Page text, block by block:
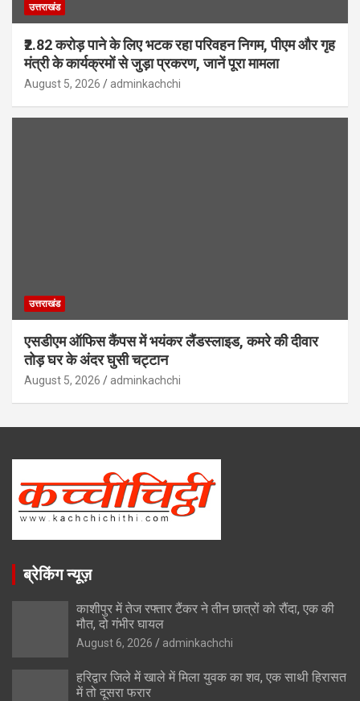
उत्तराखंड
₹2.82 करोड़ पाने के लिए भटक रहा परिवहन निगम, पीएम और गृह
मंत्री के कार्यक्रमों से जुड़ा प्रकरण, जानें पूरा मामला
August 5, 2026 adminkachchi
उत्तराखंड
एसडीएम ऑफिस कैंपस में भयंकर लैंडस्लाइड, कमरे की दीवार
तोड़ घर के अंदर घुसी चट्टान
August 5, 2026 adminkachchi
ब्रेकिंग न्यूज़
काशीपुर में तेज रफ्तार टैंकर ने तीन छात्रों को रौंदा, एक की
मौत, दो गंभीर घायल
August 6, 2026 adminkachchi
हरिद्वार जिले में खाले में मिला युवक का शव, एक साथी हिरासत
में तो दूसरा फरार